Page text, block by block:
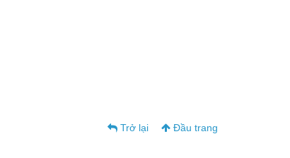
Trở lại Đầu trang